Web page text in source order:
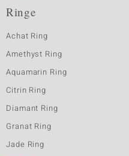
Ringe
Achat Ring
Amethyst Ring
Aquamarin Ring
Citrin Ring
Diamant Ring
Granat Ring
Jade Ring